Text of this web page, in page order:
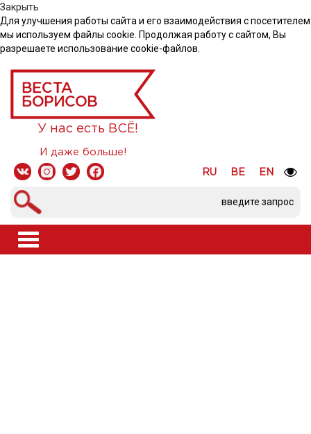
Закрыть
Для улучшения работы сайта и его взаимодействия с посетителем
мы используем файлы cookie. Продолжая работу с сайтом, Вы
разрешаете использование cookie-файлов.
У нас есть ВСЁ!
И даже больше!
RU BE EN
Toggle
navigation